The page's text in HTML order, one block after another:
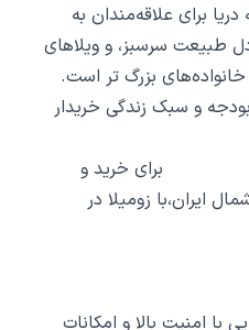
برای علاقه‌مندان به
طبیعت سرسبز، و ویلاهای
بزرگ ‌تر است.
بودجه و سبک زندگی خریدار
و
ایران،با زومیلا در
با امنیت بالا و امکانات